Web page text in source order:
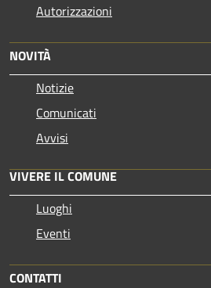
Autorizzazioni
NOVITÀ
Notizie
Comunicati
Avvisi
VIVERE IL COMUNE
Luoghi
Eventi
CONTATTI